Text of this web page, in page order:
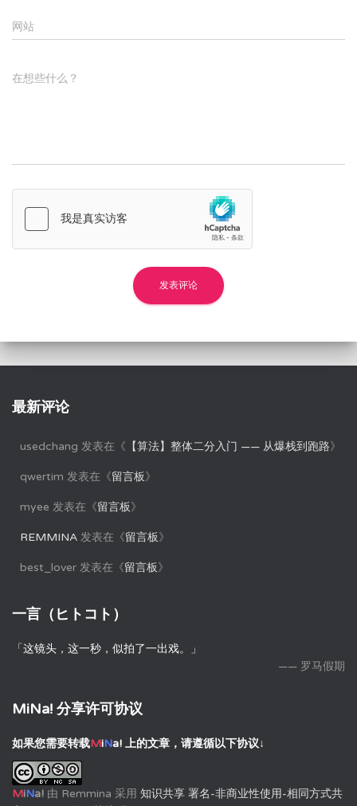
网站
在想些什么？
最新评论
usedchang 发表在《 【算法】整体二分入门 —— 从爆栈到跑路》
qwertim 发表在《留言板》
myee 发表在《留言板》
REMMINA 发表在《留言板》
best_lover 发表在《留言板》
一言（ヒトコト）
「这镜头，这一秒，似拍了一出戏。」
—— 罗马假期
MiNa! 分享许可协议
如果您需要转载MiNa! 上的文章，请遵循以下协议↓
MiNa! 由 Remmina 采用 知识共享 署名-非商业性使用-相同方式共